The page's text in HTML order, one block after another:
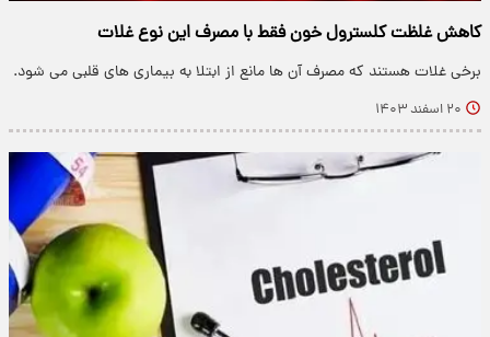
کاهش غلظت کلسترول خون فقط با مصرف این نوع غلات
برخی غلات هستند که مصرف آن ها مانع از ابتلا به بیماری های قلبی می شود.
۲۰ اسفند ۱۴۰۳